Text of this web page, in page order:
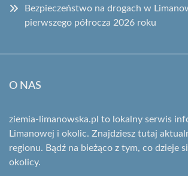
Bezpieczeństwo na drogach w
pierwszego półrocza 2026 roku
O NAS
ziemia-limanowska.pl to lokalny serwis
Limanowej i okolic. Znajdziesz tutaj
regionu. Bądź na bieżąco z tym, co dzieje
okolicy.